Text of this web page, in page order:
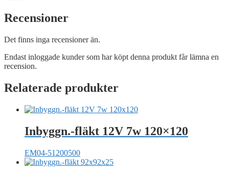
Recensioner
Det finns inga recensioner än.
Endast inloggade kunder som har köpt denna produkt får lämna en
recension.
Relaterade produkter
Inbyggn.-fläkt 12V 7w 120×120
EM04-51200500